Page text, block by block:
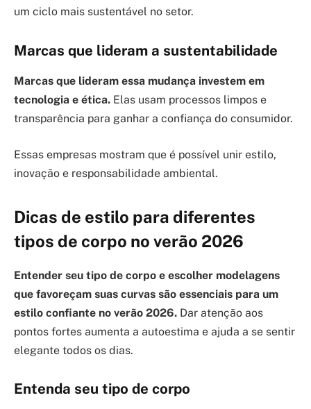
um ciclo mais sustentável no setor.
Marcas que lideram a sustentabilidade
Marcas que lideram essa mudança investem em
tecnologia e ética. Elas usam processos limpos e
transparência para ganhar a confiança do consumidor.
Essas empresas mostram que é possível unir estilo,
inovação e responsabilidade ambiental.
Dicas de estilo para diferentes
tipos de corpo no verão 2026
Entender seu tipo de corpo e escolher modelagens
que favoreçam suas curvas são essenciais para um
estilo confiante no verão 2026. Dar atenção aos
pontos fortes aumenta a autoestima e ajuda a se sentir
elegante todos os dias.
Entenda seu tipo de corpo